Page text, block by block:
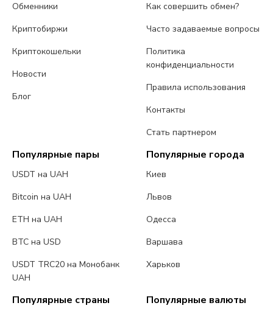
Обменники
Криптобиржи
Криптокошельки
Новости
Блог
Как совершить обмен?
Часто задаваемые вопросы
Политика
конфиденциальности
Правила использования
Контакты
Стать партнером
Популярные пары
USDT на UAH
Bitcoin на UAH
ETH на UAH
BTC на USD
USDT TRC20 на Монобанк
UAH
Популярные города
Киев
Львов
Одесса
Варшава
Харьков
Популярные страны Популярные валюты